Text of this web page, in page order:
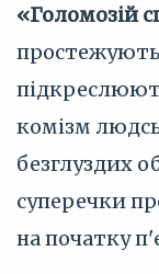
«Голомозій
комізм
безглуздих
суперечки
на початку